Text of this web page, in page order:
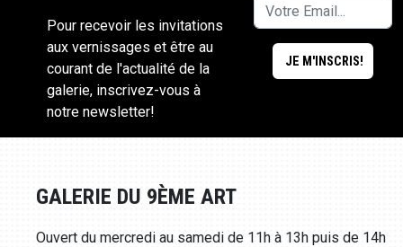
Pour recevoir les invitations
aux vernissages et être au
courant de l'actualité de la
galerie, inscrivez-vous à
notre newsletter!
GALERIE DU 9ÈME ART
Ouvert du mercredi au samedi de 11h à 13h puis de 14h